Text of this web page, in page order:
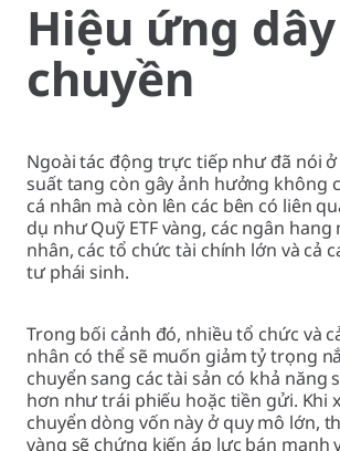
Hiệu ứng dây
chuyền
Ngoài tác động trực tiếp như đã nói
suất tang còn gây ảnh hưởng không
cá nhân mà còn lên các bên có liên
dụ như Quỹ ETF vàng, các ngân
nhân, các tổ chức tài chính lớn và cả
tư phái sinh.
Trong bối cảnh đó, nhiều tổ chức và
nhân có thể sẽ muốn giảm tỷ trọng
chuyển sang các tài sản có khả năng
hơn như trái phiếu hoặc tiền gửi. Khi
chuyển dòng vốn này ở quy mô lớn,
vàng sẽ chứng kiến áp lực bán mạnh